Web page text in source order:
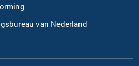
van Nederland